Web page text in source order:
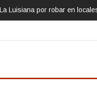
Luisiana por robar en